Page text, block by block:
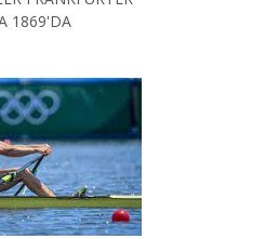
1869'DA